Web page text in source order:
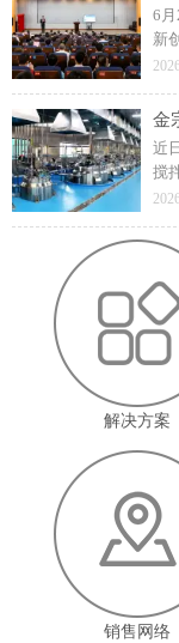
6
新
相
近
搅
借
获
解决方案
销售网络